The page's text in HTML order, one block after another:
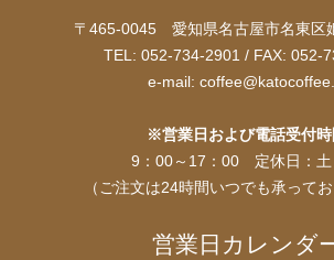
〒465-0045 愛知県名古屋市名東区
TEL: 052-734-2901 / FAX: 052-
e-mail:
※営業日および電話受付時
9：00～17：00 定休日：土
（ご注文は24時間いつでも承ってお
営業日カレンダ